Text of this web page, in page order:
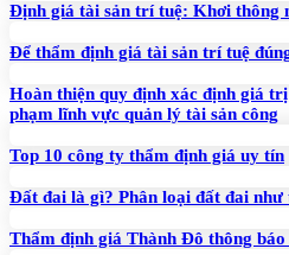
Định giá tài sản trí tuệ: Khơi thông
Để thẩm định giá tài sản trí tuệ
Hoàn thiện quy định xác định giá
phạm lĩnh vực quản lý tài sản công
Top 10 công ty thẩm định giá uy tín
Đất đai là gì? Phân loại đất đai như
Thẩm định giá Thành Đô thông